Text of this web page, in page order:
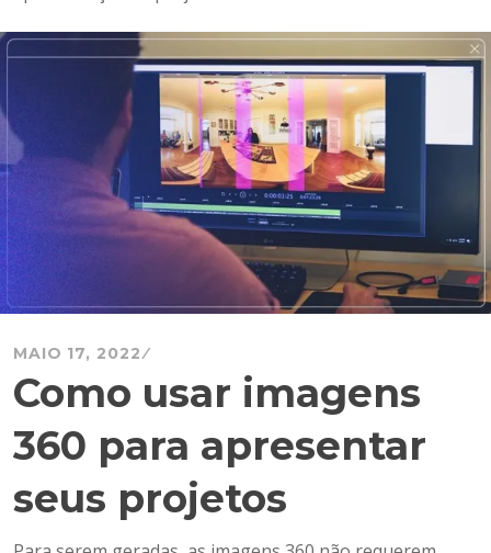
MAIO 17, 2022
Como usar imagens
360 para apresentar
seus projetos